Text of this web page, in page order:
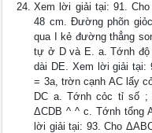
Xem lời giải tại: 91.
48 cm. Đường phõn
qua I kẻ đường thẳng
tự ở D và E. a. Tớnh
dài DE. Xem lời giải tại:
= 3a, trờn cạnh AC lấy
DC a. Tớnh cỏc tỉ số ;
ΔCDB ^ ^ c. Tớnh tổng
lời giải tại: 93. Cho